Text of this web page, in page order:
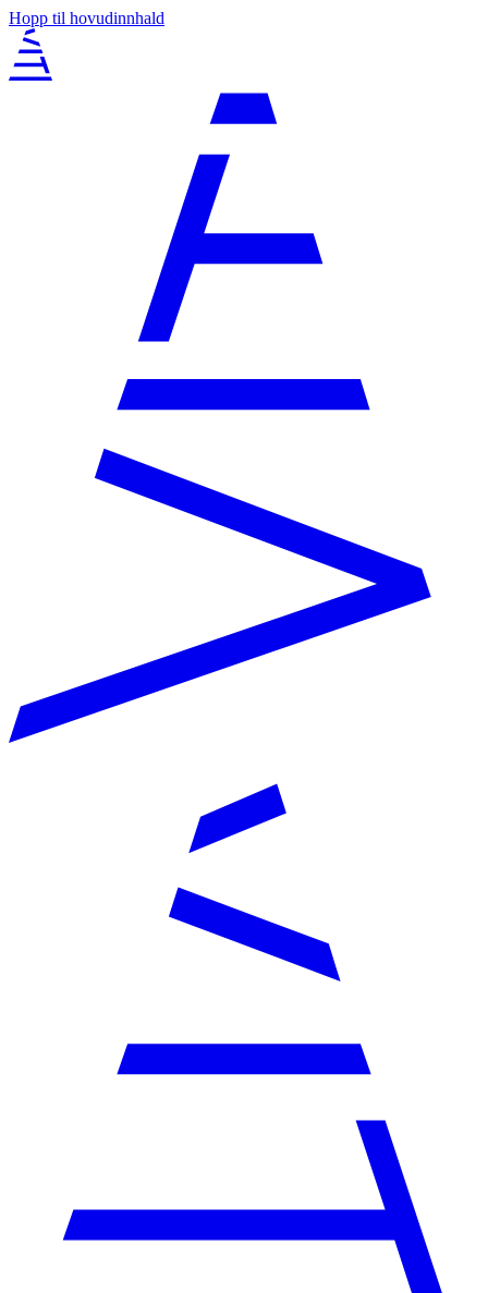
Hopp til hovudinnhald